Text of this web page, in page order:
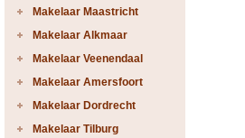
Makelaar Maastricht
Makelaar Alkmaar
Makelaar Veenendaal
Makelaar Amersfoort
Makelaar Dordrecht
Makelaar Tilburg